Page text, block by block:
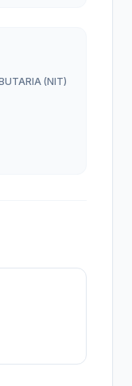
(NIT)